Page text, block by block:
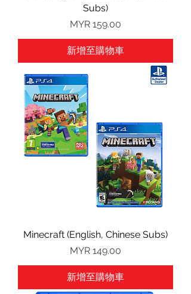
Subs)
價格
MYR 159.00
新增至購物車
Minecraft (English, Chinese Subs)
價格
MYR 149.00
新增至購物車